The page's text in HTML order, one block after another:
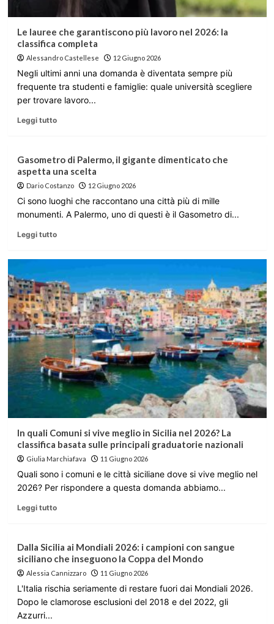
Le lauree che garantiscono più lavoro nel 2026: la
classifica completa
Alessandro Castellese 12 Giugno 2026
Negli ultimi anni una domanda è diventata sempre più
frequente tra studenti e famiglie: quale università scegliere
per trovare lavoro...
Leggi tutto
Gasometro di Palermo, il gigante dimenticato che
aspetta una scelta
Dario Costanzo 12 Giugno 2026
Ci sono luoghi che raccontano una città più di mille
monumenti. A Palermo, uno di questi è il Gasometro di...
Leggi tutto
In quali Comuni si vive meglio in Sicilia nel 2026? La
classifica basata sulle principali graduatorie nazionali
Giulia Marchiafava 11 Giugno 2026
Quali sono i comuni e le città siciliane dove si vive meglio nel
2026? Per rispondere a questa domanda abbiamo...
Leggi tutto
Dalla Sicilia ai Mondiali 2026: i campioni con sangue
siciliano che inseguono la Coppa del Mondo
Alessia Cannizzaro 11 Giugno 2026
L'Italia rischia seriamente di restare fuori dai Mondiali 2026.
Dopo le clamorose esclusioni del 2018 e del 2022, gli
Azzurri...